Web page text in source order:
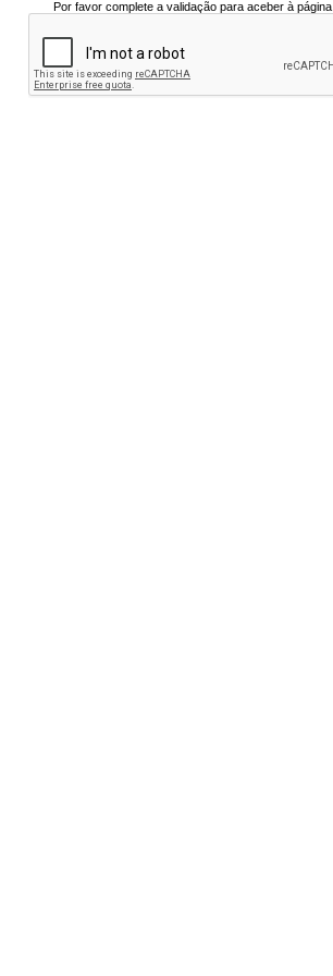
Por favor complete a validação para aceber à página.